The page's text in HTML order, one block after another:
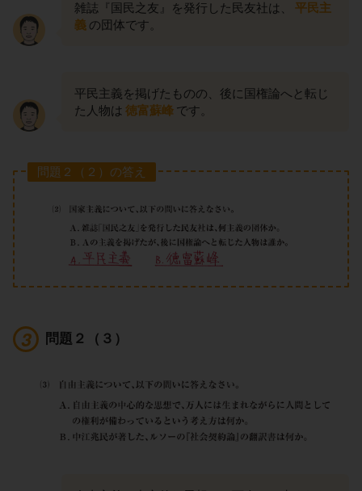
雑誌『国民之友』を発行した民友社は、
平民主
義 の団体です。
平民主義を掲げたものの、後に国権論へと転じ
た人物は 徳富蘇峰 です。
問題２（２）の答え
問題２（３）